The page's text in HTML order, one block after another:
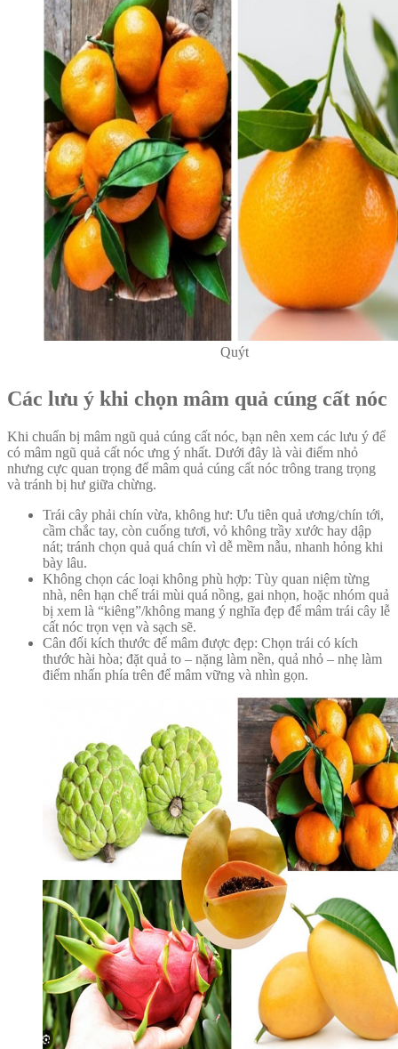
Quýt
Các lưu ý khi chọn mâm quả cúng cất nóc
Khi chuẩn bị mâm ngũ quả cúng cất nóc, bạn nên xem các lưu ý để
có mâm ngũ quả cất nóc ưng ý nhất. Dưới đây là vài điểm nhỏ
nhưng cực quan trọng để mâm quả cúng cất nóc trông trang trọng
và tránh bị hư giữa chừng.
Trái cây phải chín vừa, không hư: Ưu tiên quả ương/chín tới,
cầm chắc tay, còn cuống tươi, vỏ không trầy xước hay dập
nát; tránh chọn quả quá chín vì dễ mềm nẫu, nhanh hỏng khi
bày lâu.
Không chọn các loại không phù hợp: Tùy quan niệm từng
nhà, nên hạn chế trái mùi quá nồng, gai nhọn, hoặc nhóm quả
bị xem là “kiêng”/không mang ý nghĩa đẹp để mâm trái cây lễ
cất nóc trọn vẹn và sạch sẽ.
Cân đối kích thước để mâm được đẹp: Chọn trái có kích
thước hài hòa; đặt quả to – nặng làm nền, quả nhỏ – nhẹ làm
điểm nhấn phía trên để mâm vững và nhìn gọn.